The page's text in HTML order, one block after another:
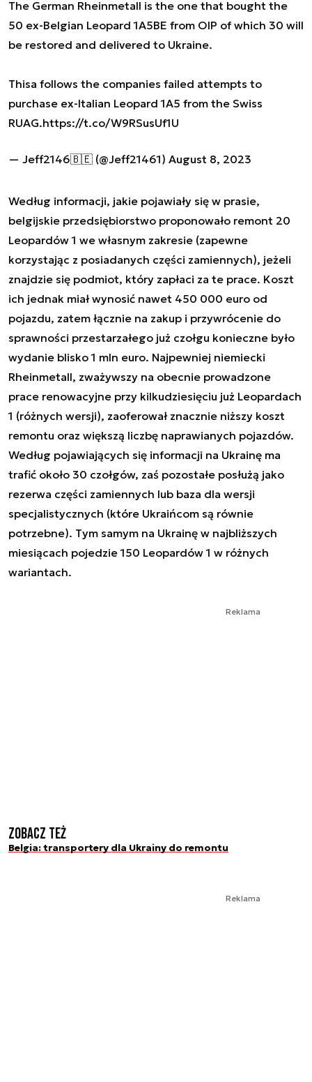
The German Rheinmetall is the one that bought the
50 ex-Belgian Leopard 1A5BE from OIP of which 30 will
be restored and delivered to Ukraine.
Thisa follows the companies failed attempts to
purchase ex-Italian Leopard 1A5 from the Swiss
RUAG.https://t.co/W9RSusUf1U
— Jeff2146🇧🇪 (@Jeff21461) August 8, 2023
Według informacji, jakie pojawiały się w prasie,
belgijskie przedsiębiorstwo proponowało remont 20
Leopardów 1 we własnym zakresie (zapewne
korzystając z posiadanych części zamiennych), jeżeli
znajdzie się podmiot, który zapłaci za te prace. Koszt
ich jednak miał wynosić nawet 450 000 euro od
pojazdu, zatem łącznie na zakup i przywrócenie do
sprawności przestarzałego już czołgu konieczne było
wydanie blisko 1 mln euro. Najpewniej niemiecki
Rheinmetall, zważywszy na obecnie prowadzone
prace renowacyjne przy kilkudziesięciu już Leopardach
1 (różnych wersji), zaoferował znacznie niższy koszt
remontu oraz większą liczbę naprawianych pojazdów.
Według pojawiających się informacji na Ukrainę ma
trafić około 30 czołgów, zaś pozostałe posłużą jako
rezerwa części zamiennych lub baza dla wersji
specjalistycznych (które Ukraińcom są równie
potrzebne). Tym samym na Ukrainę w najbliższych
miesiącach pojedzie 150 Leopardów 1 w różnych
wariantach.
Reklama
Zobacz też
Belgia: transportery dla Ukrainy do remontu
Reklama